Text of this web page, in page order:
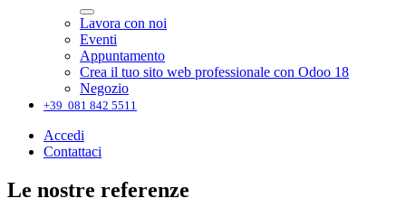
Lavora con noi
Eventi
Appuntamento
Crea il tuo sito web professionale con Odoo 18
Negozio
+39 081 842 5511
Accedi
Contattaci
Le nostre referenze